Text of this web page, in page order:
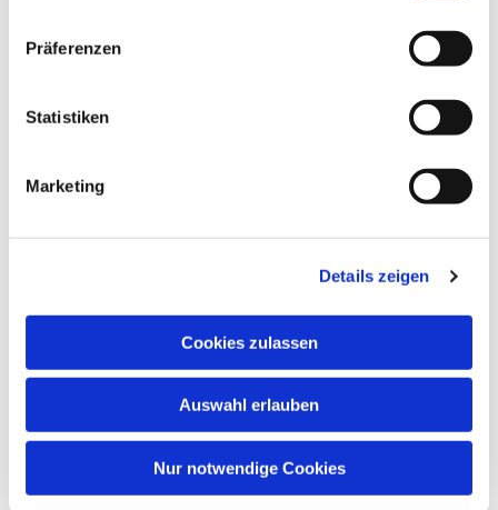
Präferenzen
Statistiken
Marketing
Details zeigen
Cookies zulassen
Auswahl erlauben
Nur notwendige Cookies